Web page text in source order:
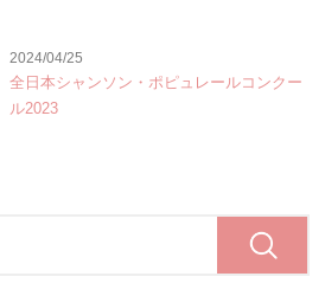
2024/04/25
全日本シャンソン・ポピュレールコンクー
ル2023